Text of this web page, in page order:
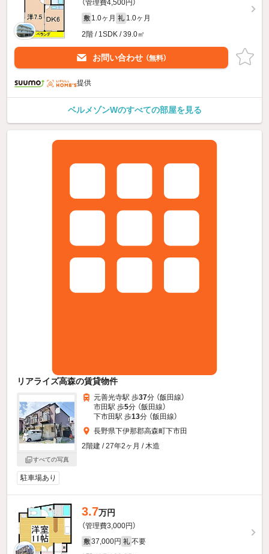
（管理費4,500円）
敷 1.0ヶ月 礼 1.0ヶ月
2階 / 1SDK / 39.0㎡
お問い合わせ （無料）
提供
ベルメゾンWのすべての部屋を見る
リアライズ高森の賃貸物件
すべての写真
元善光寺駅 歩37分 （飯田線）
市田駅 歩5分 （飯田線）
下市田駅 歩13分 （飯田線）
長野県下伊那郡高森町下市田
2階建 / 27年2ヶ月 / 木造
駐車場あり
3.7万円
（管理費3,000円）
敷 37,000円 礼 不要